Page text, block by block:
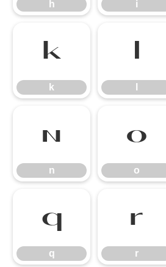
h i
k
k
l
n
n
o
o
q
q
r
r